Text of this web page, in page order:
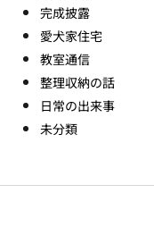
完成披露
愛犬家住宅
教室通信
整理収納の話
日常の出来事
未分類